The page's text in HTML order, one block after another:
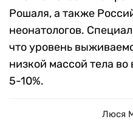
Рошаля, а также
неонатологов.
что уровень
низкой массой тела
5-10%.
Люся